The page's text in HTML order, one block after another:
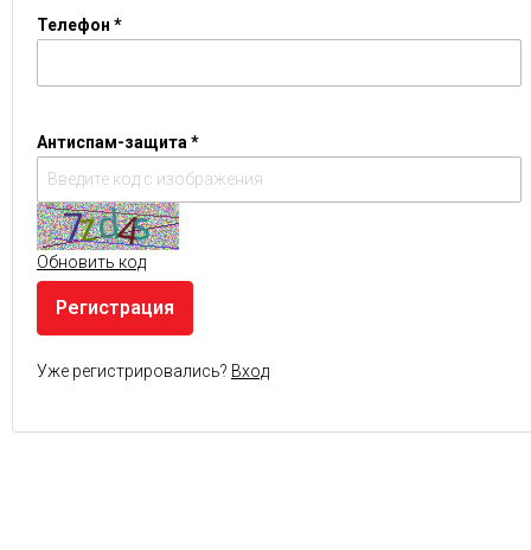
Телефон *
Антиспам-защита *
Обновить код
Уже регистрировались? Вход